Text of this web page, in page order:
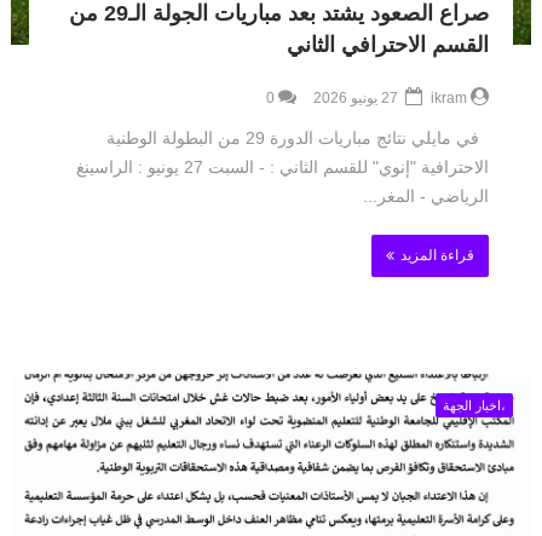
صراع الصعود يشتد بعد مباريات الجولة الـ29 من
القسم الاحترافي الثاني
ikram
0
في مايلي نتائج مباريات الدورة 29 من البطولة الوطنية
الاحترافية "إنوي" للقسم الثاني : - السبت 27 يونيو : الراسينغ
الرياضي - المغر...
قراءة المزيد
،اخبار الجهة